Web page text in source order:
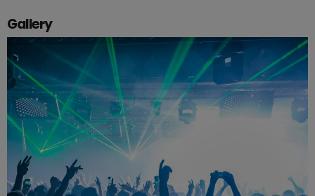
Gallery